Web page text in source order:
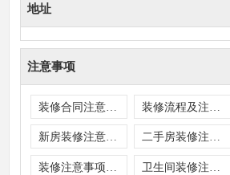
地址
注意事项
新房装修注意事项 二手房装修注意事项
装修注意事项及细节 卫生间装修注意事项